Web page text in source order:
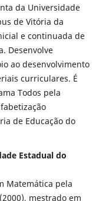
da Universidade
de Vitória da
e continuada de
Desenvolve
ao desenvolvimento
curriculares. É
Todos pela
de Educação do
Estadual do
Matemática pela
mestrado em